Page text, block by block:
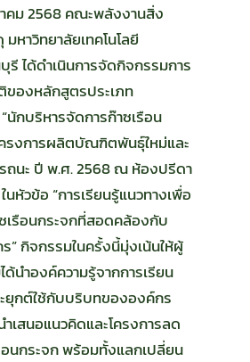
คม 2568 คณะพลังงานสิ่ง
หาวิทยาลัยเทคโนโลยี
รี ได้ดำเนินการจัดกิจกรรมการ
ของหลักสูตรประเภท
นักบริหารจัดการก๊าซเรือน
ครงการผลิตบัณฑิตพันธุ์ใหม่และ
ถนะ ปี พ.ศ. 2568 ณ ห้องปรีดา
หัวข้อ “การเรียนรู้แนวทางเพื่อ
เรือนกระจกที่สอดคล้องกับ
กิจกรรมในครั้งนี้มุ่งเน้นให้ผู้
ด้นำองค์ความรู้จากการเรียน
ยุกต์ใช้กับบริบทขององค์กร
เสนอแนวคิดและโครงการลด
นกระจก พร้อมทั้งแลกเปลี่ยน